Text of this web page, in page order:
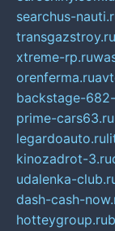
searchus-
transgazstroy.ru
xtreme-rp.ru
orenferma.ru
backstage-
prime-cars63.ru
legardoauto.ru
kinozadrot-3.ru
udalenka-
dash-cash-
hotteygroup.ru